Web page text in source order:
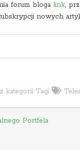
forum blogalink,
nowych
kategorii Tagi
Portfela